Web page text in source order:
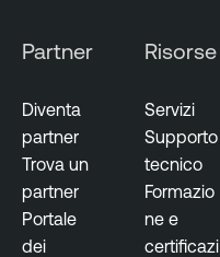
Partner
Diventa
partner
Trova un
partner
Portale
dei
Risorse
Servizi
Supporto
tecnico
Formazio
ne e
certificazi